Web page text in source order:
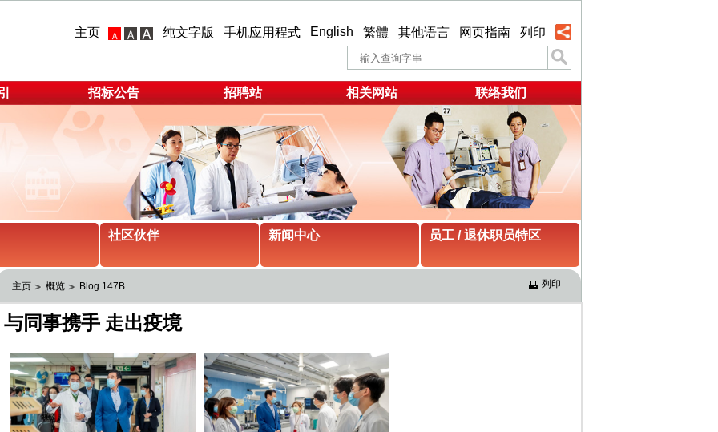
主页 纯文字版 手机应用程式 English 繁體 其他语言 网页指南 列印
招标公告 招聘站 相关网站 联络我们
社区伙伴 新闻中心 员工 / 退休职员特区
主页 概览 Blog 147B 列印